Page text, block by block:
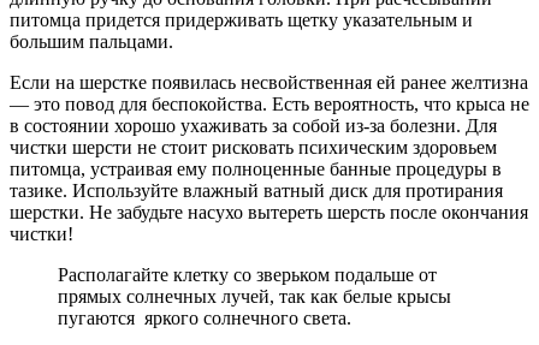
питомца придется придерживать щетку указательным и
большим пальцами.
Если на шерстке появилась несвойственная ей ранее желтизна
— это повод для беспокойства. Есть вероятность, что крыса не
в состоянии хорошо ухаживать за собой из-за болезни. Для
чистки шерсти не стоит рисковать психическим здоровьем
питомца, устраивая ему полноценные банные процедуры в
тазике. Используйте влажный ватный диск для протирания
шерстки. Не забудьте насухо вытереть шерсть после окончания
чистки!
Располагайте клетку со зверьком подальше от
прямых солнечных лучей, так как белые крысы
пугаются яркого солнечного света.